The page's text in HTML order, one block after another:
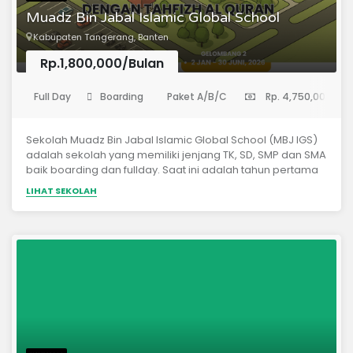
Muadz Bin Jabal Islamic Global School
Kabupaten Tangerang, Banten
Rp.1,800,000/Bulan
Full Day Boarding Paket A/B/C Rp. 4,750,000
Sekolah Muadz Bin Jabal Islamic Global School (MBJ IGS)
adalah sekolah yang memiliki jenjang TK, SD, SMP dan SMA
baik boarding dan fullday. Saat ini adalah tahun pertama
berdirinya sekolah dengan menerima satu kelas tingkat
SD dan satu kelas tingkat SMP. Sekolah memiliki program
utama adalah hafalan / tahfizh Al Quran hingga 30 juz dan
perkembangan ketrampilan Abad 21; Terbuka &amp; mau
LIHAT SEKOLAH